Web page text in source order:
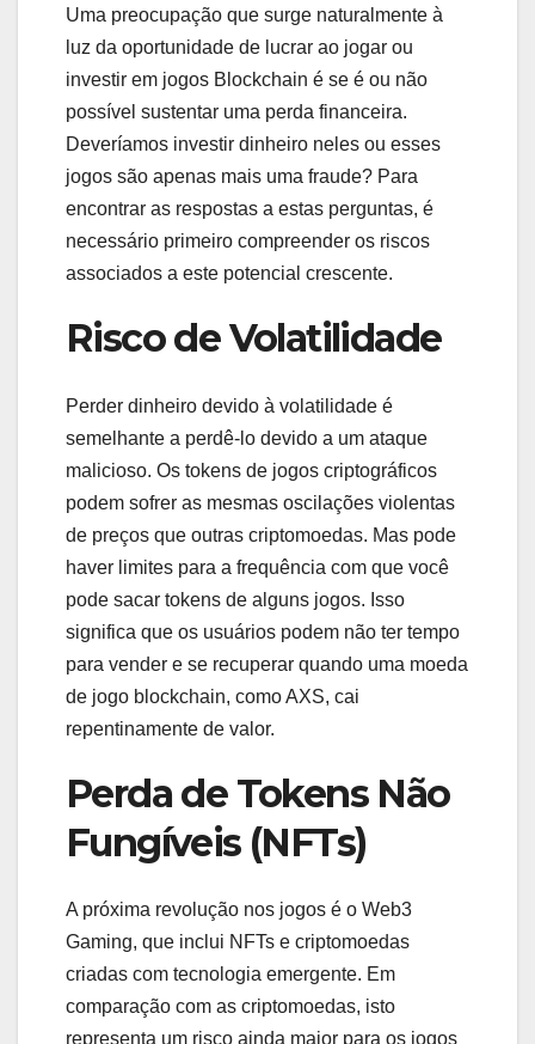
Uma preocupação que surge naturalmente à
luz da oportunidade de lucrar ao jogar ou
investir em jogos Blockchain é se é ou não
possível sustentar uma perda financeira.
Deveríamos investir dinheiro neles ou esses
jogos são apenas mais uma fraude? Para
encontrar as respostas a estas perguntas, é
necessário primeiro compreender os riscos
associados a este potencial crescente.
Risco de Volatilidade
Perder dinheiro devido à volatilidade é
semelhante a perdê-lo devido a um ataque
malicioso. Os tokens de jogos criptográficos
podem sofrer as mesmas oscilações violentas
de preços que outras criptomoedas. Mas pode
haver limites para a frequência com que você
pode sacar tokens de alguns jogos. Isso
significa que os usuários podem não ter tempo
para vender e se recuperar quando uma moeda
de jogo blockchain, como AXS, cai
repentinamente de valor.
Perda de Tokens Não
Fungíveis (NFTs)
A próxima revolução nos jogos é o Web3
Gaming, que inclui NFTs e criptomoedas
criadas com tecnologia emergente. Em
comparação com as criptomoedas, isto
representa um risco ainda maior para os jogos